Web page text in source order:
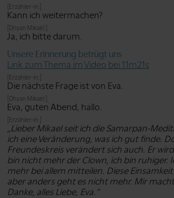
[Erzähler-in:]
Kann ich weitermachen?
[Dhyan Mikael:]
Ja, ich bitte darum.
Unsere Erinnerung betrügt uns
Link zum Thema im Video bei 11m21s
[Erzähler-in:]
Die nächste Frage ist von Eva.
[Dhyan Mikael:]
Eva, guten Abend, hallo.
[Erzähler-in:]
„Lieber Mikael seit ich die Samarpan-
ich eine Veränderung, was ich gut finde.
Freundeskreis verändert sich auch. Er
bin nicht mehr der Clown, ich bin ruhiger.
mehr bei allem mitteilen. Diese
aber anders geht es nicht mehr. Mir
Danke, alles Liebe, Eva.”